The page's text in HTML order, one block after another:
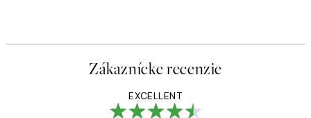
Zákaznícke recenzie
EXCELLENT